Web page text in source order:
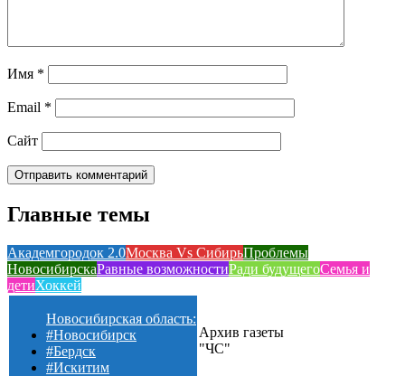
Имя *
Email *
Сайт
Главные темы
Академгородок 2.0Москва Vs СибирьПроблемы
НовосибирскаРавные возможностиРади будущегоСемья и
детиХоккей
Новосибирская область:
#Новосибирск
#Бердск
#Искитим
Архив газеты
"ЧС"